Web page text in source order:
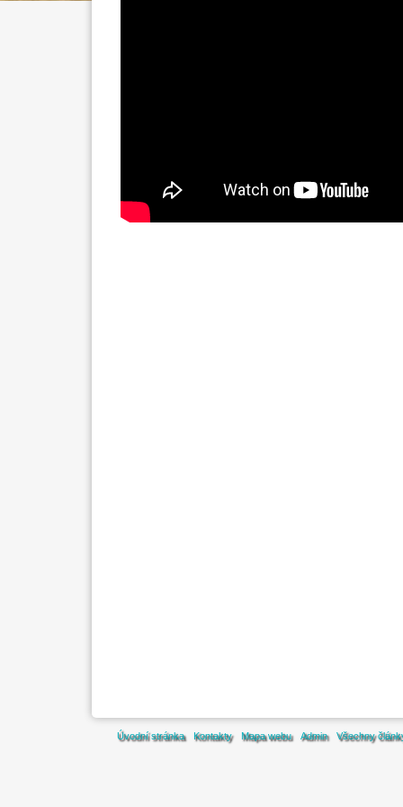
Úvodní stránka Kontakty Mapa webu Admin Všechny